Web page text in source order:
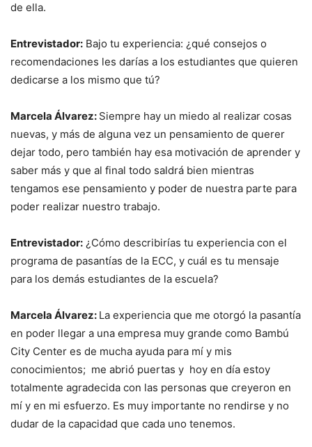
de ella.
Entrevistador: Bajo tu experiencia: ¿qué consejos o
recomendaciones les darías a los estudiantes que quieren
dedicarse a los mismo que tú?
Marcela Álvarez: Siempre hay un miedo al realizar cosas
nuevas, y más de alguna vez un pensamiento de querer
dejar todo, pero también hay esa motivación de aprender y
saber más y que al final todo saldrá bien mientras
tengamos ese pensamiento y poder de nuestra parte para
poder realizar nuestro trabajo.
Entrevistador: ¿Cómo describirías tu experiencia con el
programa de pasantías de la ECC, y cuál es tu mensaje
para los demás estudiantes de la escuela?
Marcela Álvarez: La experiencia que me otorgó la pasantía
en poder llegar a una empresa muy grande como Bambú
City Center es de mucha ayuda para mí y mis
conocimientos; me abrió puertas y hoy en día estoy
totalmente agradecida con las personas que creyeron en
mí y en mi esfuerzo. Es muy importante no rendirse y no
dudar de la capacidad que cada uno tenemos.